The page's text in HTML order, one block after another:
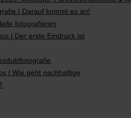
| Darauf kommt es an!
fotografieren
| Der erste Eindruck ist
| Wie geht nachhaltige